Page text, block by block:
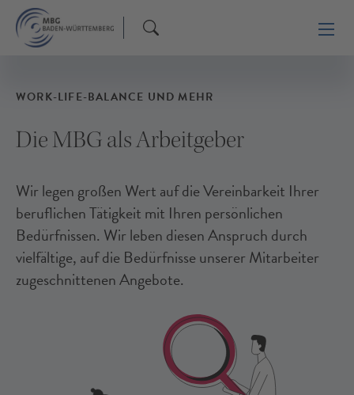
WORK-LIFE-BALANCE UND MEHR
Die MBG als Arbeitgeber
Wir legen großen Wert auf die Vereinbarkeit Ihrer
beruflichen Tätigkeit mit Ihren persönlichen
Bedürfnissen. Wir leben diesen Anspruch durch
vielfältige, auf die Bedürfnisse unserer Mitarbeiter
zugeschnittenen Angebote.